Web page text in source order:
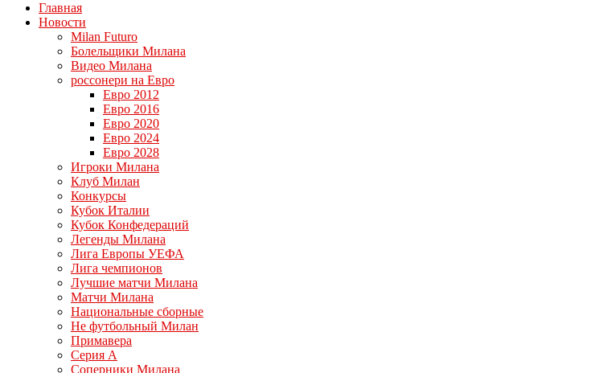
Главная
Новости
Milan Futuro
Болельщики Милана
Видео Милана
россонери на Евро
Евро 2012
Евро 2016
Евро 2020
Евро 2024
Евро 2028
Игроки Милана
Клуб Милан
Конкурсы
Кубок Италии
Кубок Конфедераций
Легенды Милана
Лига Европы УЕФА
Лига чемпионов
Лучшие матчи Милана
Матчи Милана
Национальные сборные
Не футбольный Милан
Примавера
Серия А
Соперники Милана